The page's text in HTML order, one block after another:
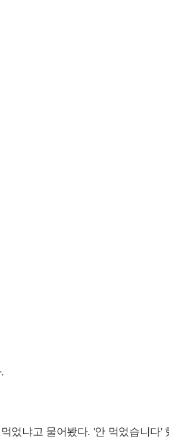
었냐고 물어봤다. '안 먹었습니다'